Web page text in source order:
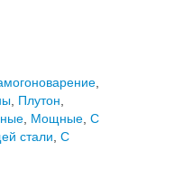
Плутон
Мощные С
стали С